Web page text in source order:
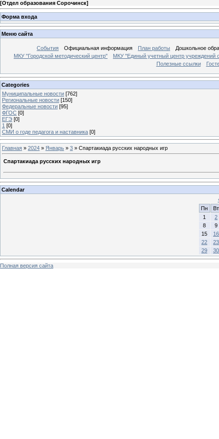
[Отдел образования Сорочинск]
Форма входа
Меню сайта
События Официальная информация План работы
Дошкольное
МКУ "Городской методический центр"
МКУ "Единый учетный центр учреждений
Полезные ссылки
Categories
Муниципальные новости [762]
Региональные новости [150]
Федеральные новости [95]
ФГОС [0]
ЕГЭ [0]
1 [0]
СМИ о годе педагога и наставника [0]
Главная » 2024 » Январь » 3 » Спартакиада русских народных игр
Спартакиада русских народных игр
Calendar
Пн
Вт
1
2
8
9
15
16
22
23
29
30
Полная версия сайта